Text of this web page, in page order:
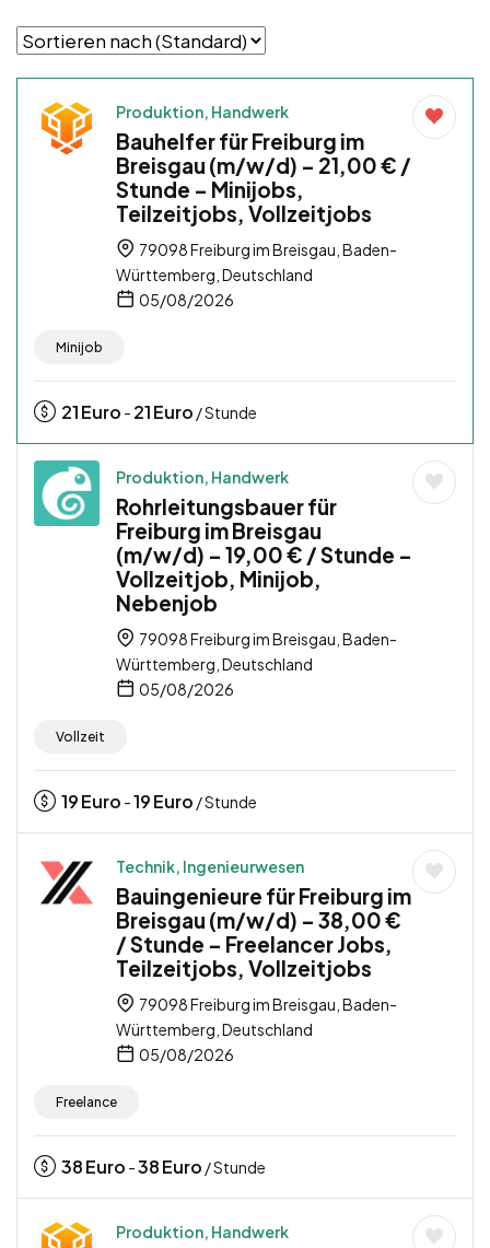
Produktion, Handwerk
Bauhelfer für Freiburg im
Breisgau (m/w/d) – 21,00 € /
Stunde – Minijobs,
Teilzeitjobs, Vollzeitjobs
79098 Freiburg im Breisgau, Baden-
Württemberg, Deutschland
05/08/2026
Minijob
21Euro - 21Euro / Stunde
Produktion, Handwerk
Rohrleitungsbauer für
Freiburg im Breisgau
(m/w/d) – 19,00 € / Stunde –
Vollzeitjob, Minijob,
Nebenjob
79098 Freiburg im Breisgau, Baden-
Württemberg, Deutschland
05/08/2026
Vollzeit
19Euro -19Euro / Stunde
Technik, Ingenieurwesen
Bauingenieure für Freiburg im
Breisgau (m/w/d) – 38,00 €
/ Stunde – Freelancer Jobs,
Teilzeitjobs, Vollzeitjobs
79098 Freiburg im Breisgau, Baden-
Württemberg, Deutschland
05/08/2026
Freelance
38Euro -38Euro / Stunde
Produktion, Handwerk